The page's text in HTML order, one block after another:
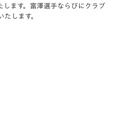
します。富澤選手ならびにクラブ
します。